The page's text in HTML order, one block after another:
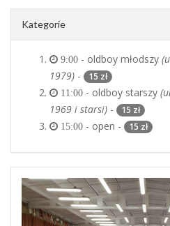
Kategorie
9:00 - oldboy młodszy
1979) - 15 zł
11:00 - oldboy starszy
1969 i starsi) - 15 zł
15:00 - open - 15 zł